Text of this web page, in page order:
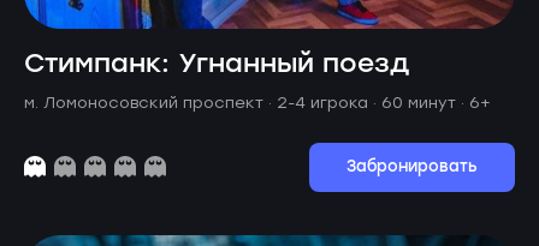
Стимпанк: Угнанный поезд
м. Ломоносовский проспект · 2-4 игрока · 60 минут · 6+
Забронировать